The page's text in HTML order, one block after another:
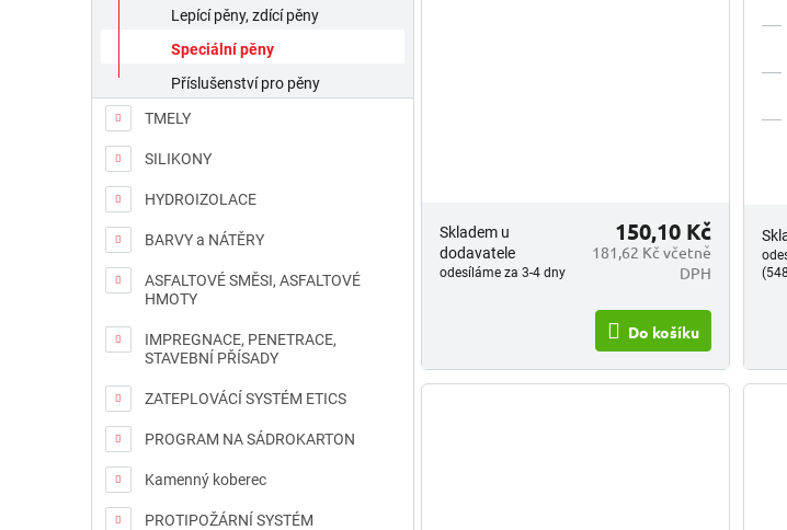
Lepící pěny, zdící pěny
Speciální pěny
Příslušenství pro pěny
TMELY
SILIKONY
HYDROIZOLACE
BARVY a NÁTĚRY
ASFALTOVÉ SMĚSI, ASFALTOVÉ
HMOTY
IMPREGNACE, PENETRACE,
STAVEBNÍ PŘÍSADY
ZATEPLOVÁCÍ SYSTÉM ETICS
PROGRAM NA SÁDROKARTON
Kamenný koberec
PROTIPOŽÁRNÍ SYSTÉM
Skladem u
dodavatele
odesíláme za 3-4 dny
181,62 Kč včetně
DPH
150,10 Kč
Do košíku